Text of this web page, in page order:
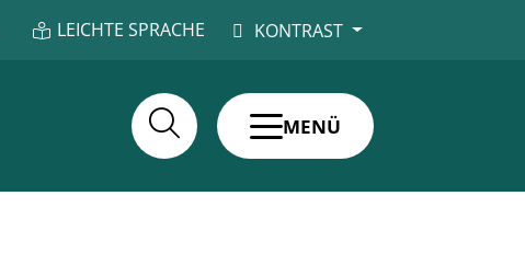
LEICHTE SPRACHE KONTRAST
MENÜ